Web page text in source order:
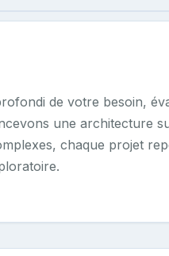
de votre besoin,
une architecture
chaque projet